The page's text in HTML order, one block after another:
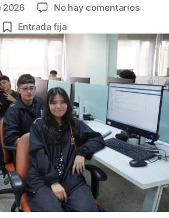
c
e
o
o
k
itt
er
ail er
e
m
p
ar
tir
2026 No hay comentariosen
SENA
oferta
más
9.300
cupos
Bogotá
en
la
III
de
Entrada fija